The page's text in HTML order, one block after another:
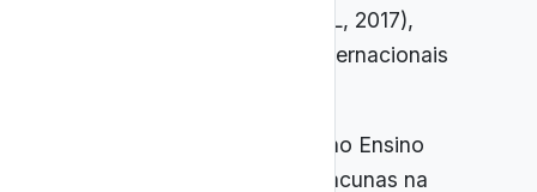
modelos explicativos (BRASIL, 2017),
alinhando-se a tendências internacionais
Apesar disso, sua aplicação no Ensino
Médio enfrenta obstáculos: lacunas na